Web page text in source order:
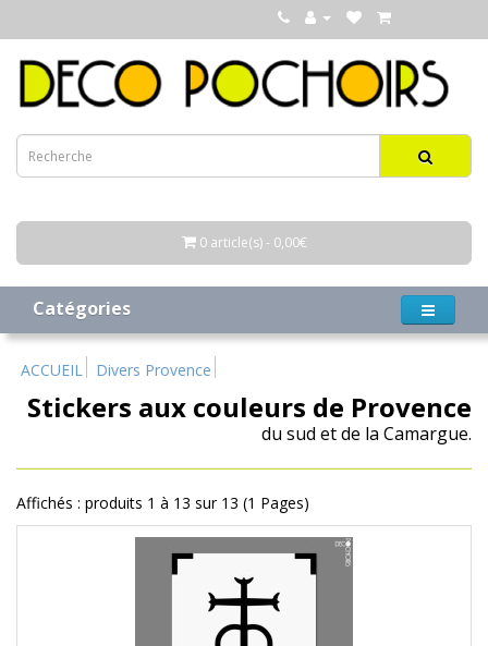
0 article(s) - 0,00€
Catégories
ACCUEIL Divers Provence
Stickers aux couleurs de Provence
du sud et de la Camargue.
Affichés : produits 1 à 13 sur 13 (1 Pages)